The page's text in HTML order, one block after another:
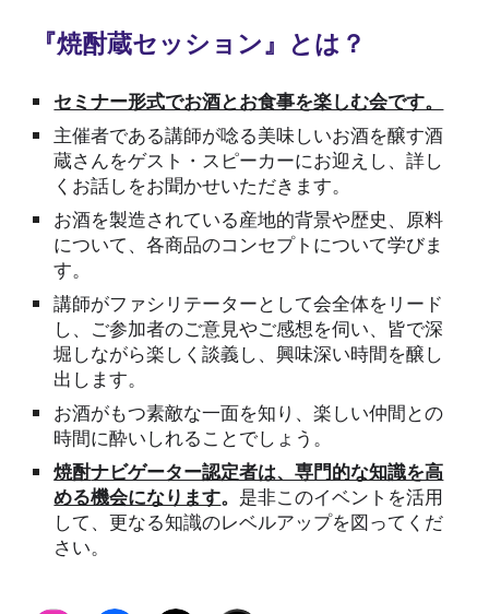
『焼酎蔵セッション』とは？
セミナー形式でお酒とお食事を楽しむ会です。
主催者である講師が唸る美味しいお酒を醸す酒
蔵さんをゲスト・スピーカーにお迎えし、詳し
くお話しをお聞かせいただきます。
お酒を製造されている産地的背景や歴史、 原料
について、各商品のコンセプトについて学びま
す。
講師がファシリテーターとして会全体をリード
し、ご参加者のご意見やご感想を伺い、皆で深
堀しながら楽しく談義し、興味深い時間を醸し
出します。
お酒がもつ素敵な一面を知り、楽しい仲間との
時間に酔いしれることでしょう。
焼酎ナビゲーター認定者は、専門的な知識を高
める機会になります。 是非このイベントを活用
して、更なる知識のレベルアップを図ってくだ
さい。